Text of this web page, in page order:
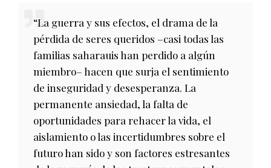
“La guerra y sus efectos, el drama de la
pérdida de seres queridos –casi todas las
familias saharauis han perdido a algún
miembro– hacen que surja el sentimiento
de inseguridad y desesperanza. La
permanente ansiedad, la falta de
oportunidades para rehacer la vida, el
aislamiento o las incertidumbres sobre el
futuro han sido y son factores estresantes